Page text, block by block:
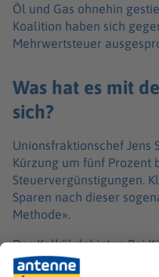
Öl und Gas ohnehin
Koalition haben sich
Mehrwertsteuer
Was hat es mit
sich?
Unionsfraktionschef Jens
Kürzung um fünf Prozent
Steuervergünstigungen.
Sparen nach dieser
Methode».
Das Kalkül dahinter: Bei
drohen Proteste von